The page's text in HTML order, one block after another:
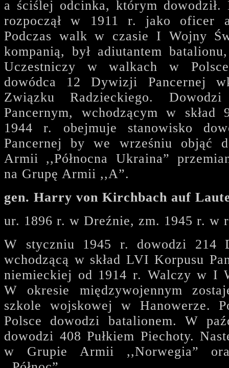
a ściślej odcinka, którym dowodził.
rozpoczął w 1911 r. jako oficer
Podczas walk w czasie I Wojny
kompanią, był adiutantem
Uczestniczy w walkach w
dowódca 12 Dywizji Pancernej
Związku Radzieckiego.
Pancernym, wchodzącym w
1944 r. obejmuje stanowisko
Pancernej by we wrześniu objąć
Armii ,,Północna Ukraina”
na Grupę Armii ,,A”.
gen. Harry von Kirchbach auf
ur. 1896 r. w Dreźnie, zm. 1945 r. w
W styczniu 1945 r. dowodzi 214
wchodzącą w skład LVI Korpusu
niemieckiej od 1914 r. Walczy w I
W okresie międzywojennym
szkole wojskowej w Hanowerze.
Polsce dowodzi batalionem. W
dowodzi 408 Pułkiem Piechoty.
w Grupie Armii ,,Norwegia”